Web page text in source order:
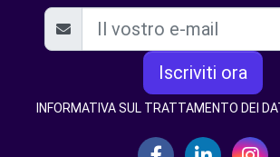
Iscriviti ora
INFORMATIVA SUL TRATTAMENTO DEI